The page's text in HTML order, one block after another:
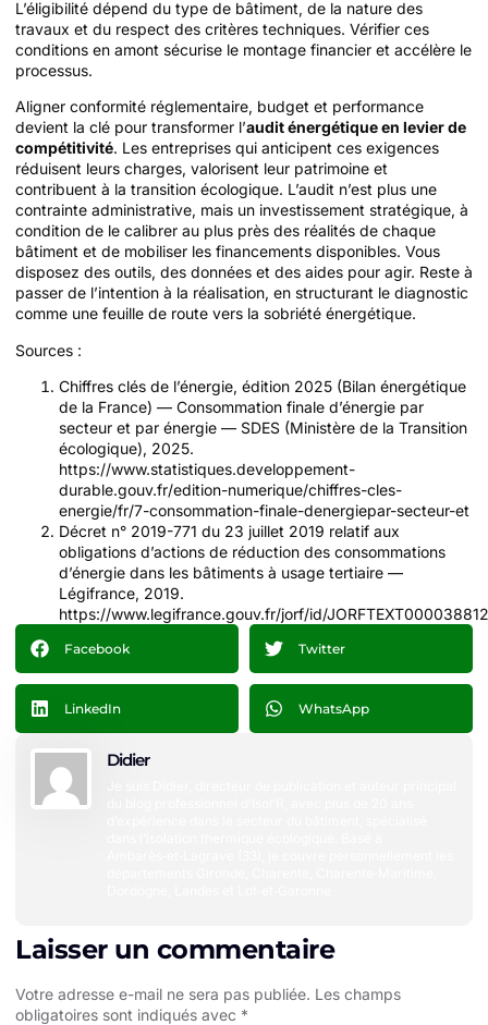
L’éligibilité dépend du type de bâtiment, de la nature des
travaux et du respect des critères techniques. Vérifier ces
conditions en amont sécurise le montage financier et accélère le
processus.
Aligner conformité réglementaire, budget et performance
devient la clé pour transformer l’audit énergétique en levier de
compétitivité. Les entreprises qui anticipent ces exigences
réduisent leurs charges, valorisent leur patrimoine et
contribuent à la transition écologique. L’audit n’est plus une
contrainte administrative, mais un investissement stratégique, à
condition de le calibrer au plus près des réalités de chaque
bâtiment et de mobiliser les financements disponibles. Vous
disposez des outils, des données et des aides pour agir. Reste à
passer de l’intention à la réalisation, en structurant le diagnostic
comme une feuille de route vers la sobriété énergétique.
Sources :
Chiffres clés de l’énergie, édition 2025 (Bilan énergétique
de la France) — Consommation finale d’énergie par
secteur et par énergie — SDES (Ministère de la Transition
écologique), 2025.
https://www.statistiques.developpement-
durable.gouv.fr/edition-numerique/chiffres-cles-
energie/fr/7-consommation-finale-denergiepar-secteur-et
Décret n° 2019-771 du 23 juillet 2019 relatif aux
obligations d’actions de réduction des consommations
d’énergie dans les bâtiments à usage tertiaire —
Légifrance, 2019.
https://www.legifrance.gouv.fr/jorf/id/
Facebook Twitter
LinkedIn WhatsApp
Didier
Laisser un commentaire
Votre adresse e-mail ne sera pas publiée. Les champs
obligatoires sont indiqués avec *